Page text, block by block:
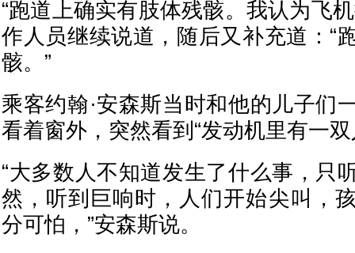
“跑道上确实有肢体残骸。我认为飞
作人员继续说道，随后又补充道：“
骸。”
乘客约翰·安森斯当时和他的儿子们
看着窗外，突然看到“发动机里有一
“大多数人不知道发生了什么事，只
然，听到巨响时，人们开始尖叫，
分可怕，”安森斯说。